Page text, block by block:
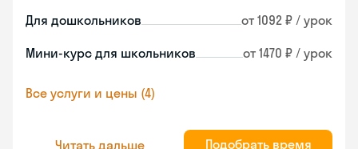
Для дошкольников от 1092 ₽ / урок
Мини-курс для школьников от 1470 ₽ / урок
Все услуги и цены (4)
Читать дальше Подобрать время